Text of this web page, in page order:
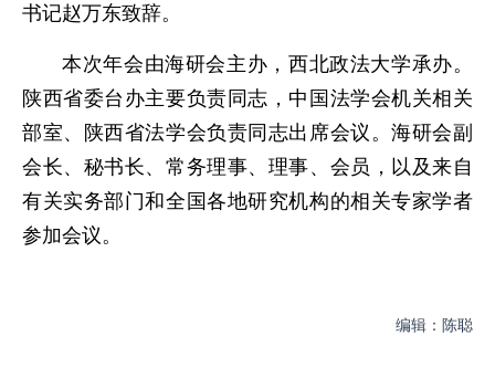
书记赵万东致辞。
本次年会由海研会主办，西北政法大学承办。
陕西省委台办主要负责同志，中国法学会机关相关
部室、陕西省法学会负责同志出席会议。海研会副
会长、秘书长、常务理事、理事、会员，以及来自
有关实务部门和全国各地研究机构的相关专家学者
参加会议。
编辑：陈聪